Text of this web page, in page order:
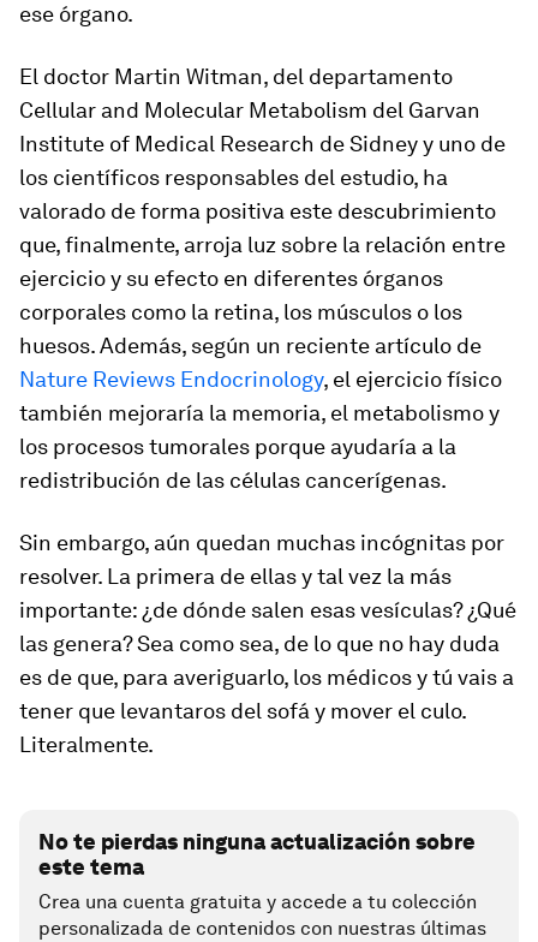
ese órgano.
El doctor Martin Witman, del departamento
Cellular and Molecular Metabolism del Garvan
Institute of Medical Research de Sidney y uno de
los científicos responsables del estudio, ha
valorado de forma positiva este descubrimiento
que, finalmente, arroja luz sobre la relación entre
ejercicio y su efecto en diferentes órganos
corporales como la retina, los músculos o los
huesos. Además, según un reciente artículo de
Nature Reviews Endocrinology, el ejercicio físico
también mejoraría la memoria, el metabolismo y
los procesos tumorales porque ayudaría a la
redistribución de las células cancerígenas.
Sin embargo, aún quedan muchas incógnitas por
resolver. La primera de ellas y tal vez la más
importante: ¿de dónde salen esas vesículas? ¿Qué
las genera? Sea como sea, de lo que no hay duda
es de que, para averiguarlo, los médicos y tú vais a
tener que levantaros del sofá y mover el culo.
Literalmente.
No te pierdas ninguna actualización sobre
este tema
Crea una cuenta gratuita y accede a tu colección
personalizada de contenidos con nuestras últimas